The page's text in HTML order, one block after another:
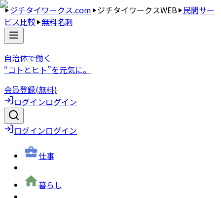
ジチタイワークス.com ジチタイワークスWEB 民間サー
ビス比較 無料名刺
自治体で働く
“コトとヒト”を元気に。
会員登録(無料)
ログインログイン
ログインログイン
仕事
暮らし